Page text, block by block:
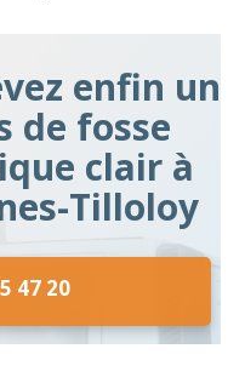
enfin un
de fosse
clair à
Tilloloy
47 20